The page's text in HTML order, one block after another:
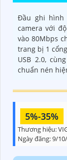
Đầu ghi hình
camera với
vào 80Mbps
trang bị 1
USB 2.0,
chuẩn nén
5%-35%
Thương hiệu:
Ngày đăng:9/